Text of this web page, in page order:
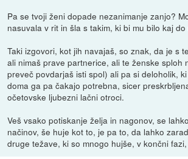
Pa se tvoji ženi dopade nezanimanje zanjo?
nasuvala v rit in šla s takim, ki bi mu bilo kaj do
Taki izgovori, kot jih navajaš, so znak, da je s
ali nimaš prave partnerice, ali te ženske sploh
preveč povdarjaš isti spol) ali pa si deloholik,
doma ga pa čakajo potrebna, sicer
očetovske ljubezni lačni otroci.
Veš vsako potiskanje želja in nagonov, se
načinov, še huje kot to, je pa to, da lahko
druge težave, ki so mnogo hujše, v končni